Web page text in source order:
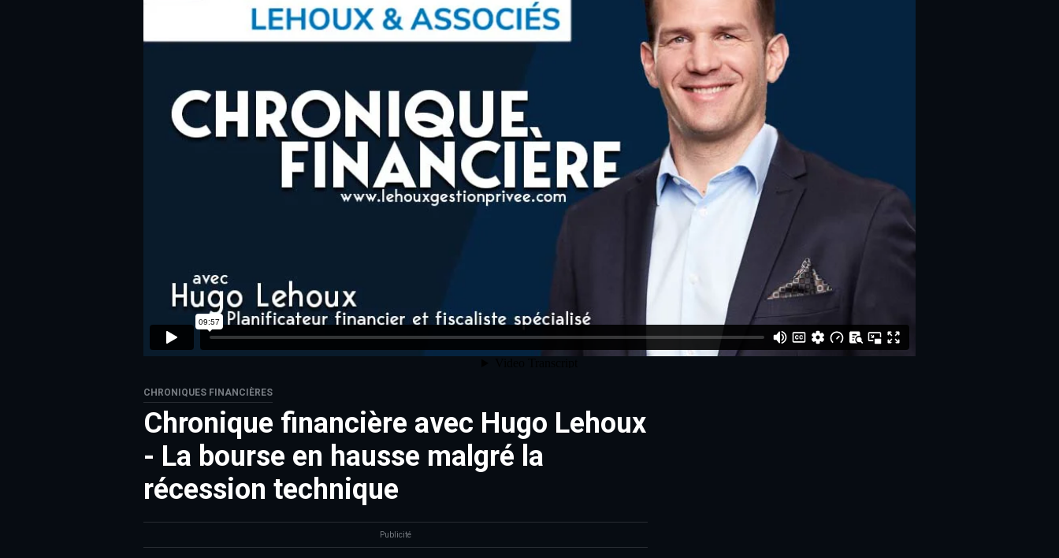
CHRONIQUES FINANCIÈRES
Chronique financière avec Hugo Lehoux
- La bourse en hausse malgré la
récession technique
Publicité